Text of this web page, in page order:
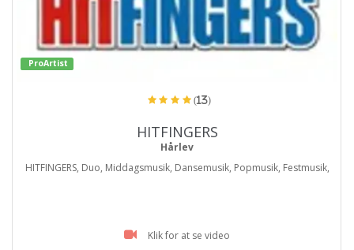
ProArtist
(13)
HITFINGERS
Hårlev
HITFINGERS, Duo, Middagsmusik, Dansemusik, Popmusik, Festmusik,
Klik for at se video